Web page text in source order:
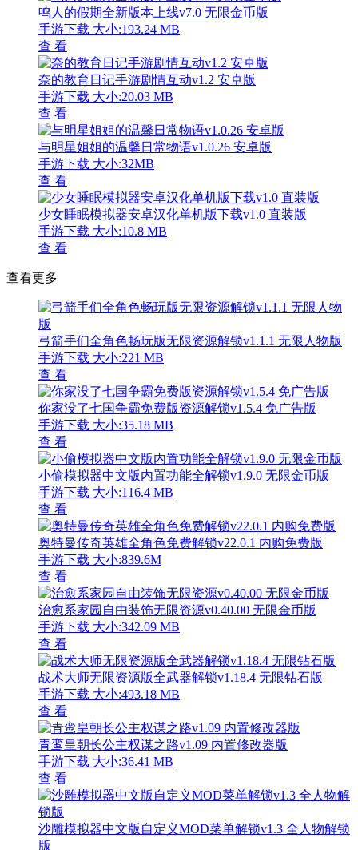
鸣人的假期全新版本上线v7.0 无限金币版
手游下载 大小:193.24 MB
查 看
奈的教育日记手游剧情互动v1.2 安卓版
手游下载 大小:20.03 MB
查 看
与明星姐姐的温馨日常物语v1.0.26 安卓版
手游下载 大小:32MB
查 看
少女睡眠模拟器安卓汉化单机版下载v1.0 直装版
手游下载 大小:10.8 MB
查 看
查看更多
弓箭手们全角色畅玩版无限资源解锁v1.1.1 无限人物版
手游下载 大小:221 MB
查 看
你家没了七国争霸免费版资源解锁v1.5.4 免广告版
手游下载 大小:35.18 MB
查 看
小偷模拟器中文版内置功能全解锁v1.9.0 无限金币版
手游下载 大小:116.4 MB
查 看
奥特曼传奇英雄全角色免费解锁v22.0.1 内购免费版
手游下载 大小:839.6M
查 看
治愈系家园自由装饰无限资源v0.40.00 无限金币版
手游下载 大小:342.09 MB
查 看
战术大师无限资源版全武器解锁v1.18.4 无限钻石版
手游下载 大小:493.18 MB
查 看
青鸾皇朝长公主权谋之路v1.09 内置修改器版
手游下载 大小:36.41 MB
查 看
沙雕模拟器中文版自定义MOD菜单解锁v1.3 全人物解锁
版